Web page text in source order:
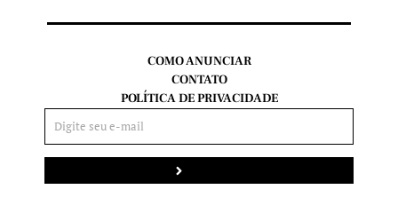
COMO ANUNCIAR
CONTATO
POLÍTICA DE PRIVACIDADE